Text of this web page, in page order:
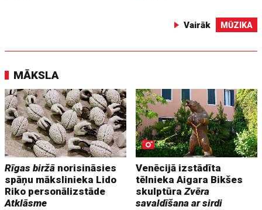
Vairāk MŪZIKA
MĀKSLA
Rīgas biržā norisināsies
spāņu mākslinieka Lido
Riko personālizstāde
Atklāsme
Venēcijā izstādīta
tēlnieka Aigara Bikšes
skulptūraZvēra
savaldīšana ar sirdi